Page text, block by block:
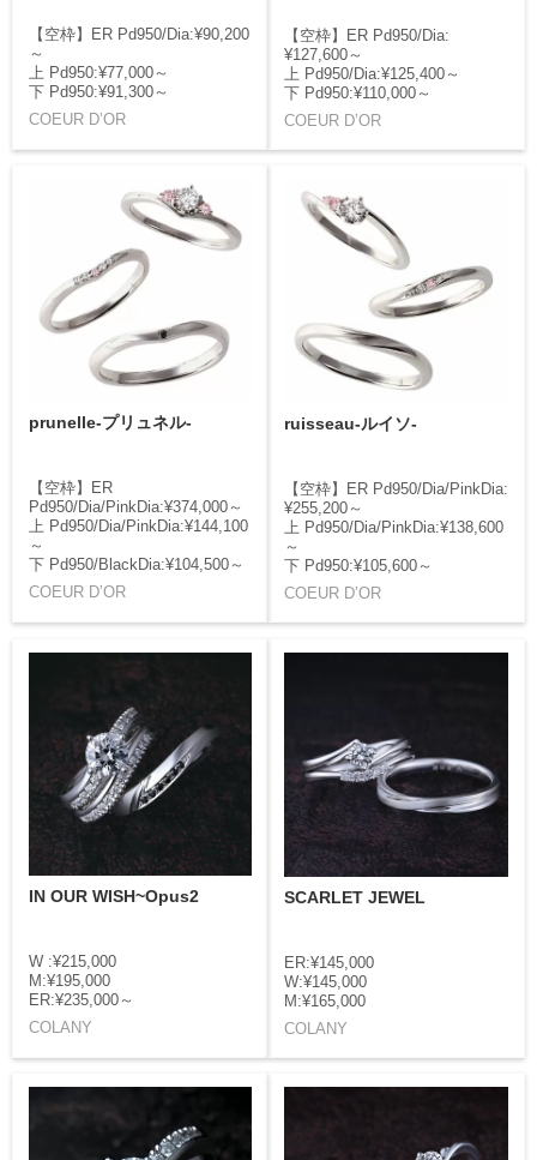
【空枠】ER Pd950/Dia:¥90,200
～
上 Pd950:¥77,000～
下 Pd950:¥91,300～
COEUR D’OR
【空枠】ER Pd950/Dia:
¥127,600～
上 Pd950/Dia:¥125,400～
下 Pd950:¥110,000～
COEUR D’OR
prunelle-プリュネル-
【空枠】ER
Pd950/Dia/PinkDia:¥374,000～
上 Pd950/Dia/PinkDia:¥144,100
～
下 Pd950/BlackDia:¥104,500～
COEUR D’OR
ruisseau-ルイソ-
【空枠】ER Pd950/Dia/PinkDia:
¥255,200～
上 Pd950/Dia/PinkDia:¥138,600
～
下 Pd950:¥105,600～
COEUR D’OR
IN OUR WISH~Opus2
W :¥215,000
M:¥195,000
ER:¥235,000～
COLANY
SCARLET JEWEL
ER:¥145,000
W:¥145,000
M:¥165,000
COLANY